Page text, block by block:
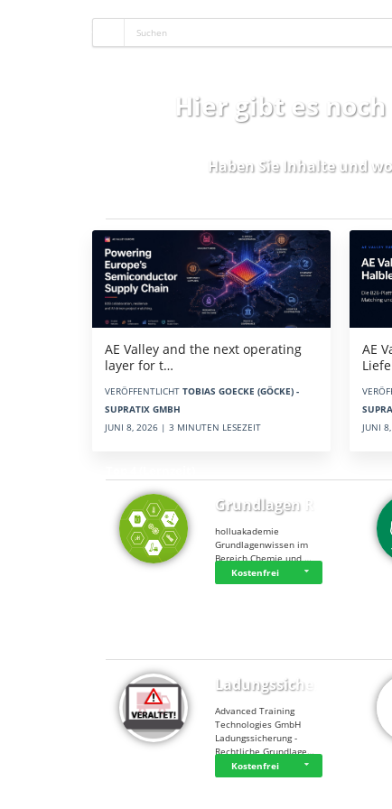
Hier gibt es
Haben Sie Inhalte und
AE Valley and the next operating
layer for t…
VERÖFFENTLICHT TOBIAS GOECKE (GÖCKE) -
SUPRATIX GMBH
JUNI 8, 2026 | 3 MINUTEN LESEZEIT
AE
JUNI
Grundlagen Rein…
holluakademie
Grundlagenwissen im
Bereich Chemie und …
Kostenfrei
Ladungssicherung
Advanced Training
Technologies GmbH
Ladungssicherung -
Rechtliche Grundlage…
Kostenfrei